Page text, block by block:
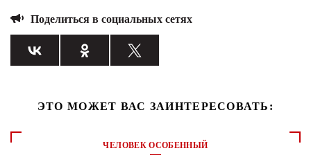
Поделиться в социальных сетях
ЭТО МОЖЕТ ВАС ЗАИНТЕРЕСОВАТЬ:
ЧЕЛОВЕК ОСОБЕННЫЙ